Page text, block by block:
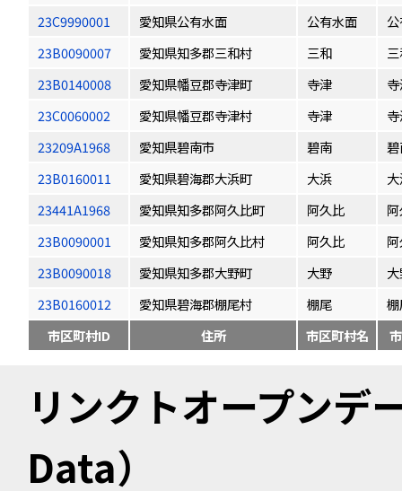
23C9990001
愛知県公有水面 公有水面
23B0090007
愛知県知多郡三和村 三和
23B0140008
愛知県幡豆郡寺津町 寺津
23C0060002
愛知県幡豆郡寺津村 寺津
23209A1968
愛知県碧南市 碧南
23B0160011
愛知県碧海郡大浜町 大浜
23441A1968
愛知県知多郡阿久比町 阿久比
23B0090001
愛知県知多郡阿久比村 阿久比
23B0090018
愛知県知多郡大野町 大野
23B0160012
愛知県碧海郡棚尾村 棚尾
市区町村ID
住所 市区町村名
リンクトオープン
Data）